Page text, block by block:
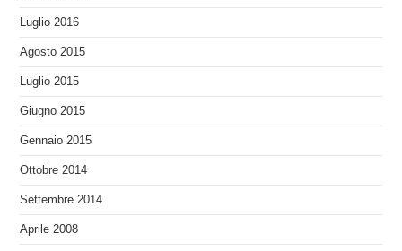
Luglio 2016
Agosto 2015
Luglio 2015
Giugno 2015
Gennaio 2015
Ottobre 2014
Settembre 2014
Aprile 2008